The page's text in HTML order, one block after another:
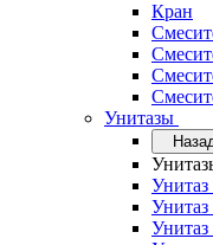
Кран
Унитазы
Унитаз
Унитаз